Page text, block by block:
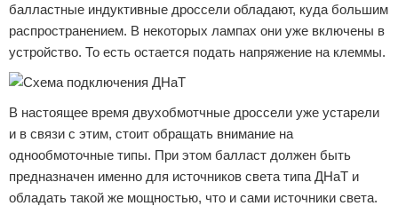
балластные индуктивные дроссели обладают, куда большим
распространением. В некоторых лампах они уже включены в
устройство. То есть остается подать напряжение на клеммы.
В настоящее время двухобмотчные дроссели уже устарели
и в связи с этим, стоит обращать внимание на
однообмоточные типы. При этом балласт должен быть
предназначен именно для источников света типа ДНаТ и
обладать такой же мощностью, что и сами источники света.